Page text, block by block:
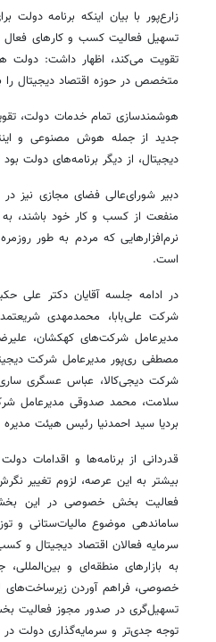
زارع‌پور با بیان اینکه برنامه
تسهیل فعالیت کسب و کارهای فعال
متخصص در حوزه اقتصاد دیجیتال
هوشمندسازی تمام خدمات دولت،
جدید از جمله هوش مصنوعی و
دیجیتال، از دیگر برنامه‌های دولت بود
دبیر شورای‌عالی فضای مجازی نیز
منفعت از کسب و کار خود باشند،
نرم‌افزارهایی که مردم به طور
است.
در ادامه جلسه آقایان دکتر علی
شرکت علی‌بابا، محمدمهدی
مدیرعامل شرکت‌های کهکشان،
مصطفی ری‌پور مدیرعامل شرکت
شرکتدیجی‌کالا، عباس عسگری
سلامت، محمد صدوقی مدیرعامل
بردیا سید احمدنیا رئیس هیئت
قدردانی از برنامه‌ها و اقدامات
بیشتر به این عرصه، لزوم تغییر
فعالیت بخش خصوصی در این
ساماندهی موضوع مالیات‌ستانی و
سرمایه فعالان اقتصاد دیجیتال و
به بازارهای منطقه‌ای و
خصوصی، فراهم آوردن زیرساخت‌های
تسهیل‌گری در صدور مجوز فعالیت
توجه جدی‌تر و سرمایه‌گذاری دولت